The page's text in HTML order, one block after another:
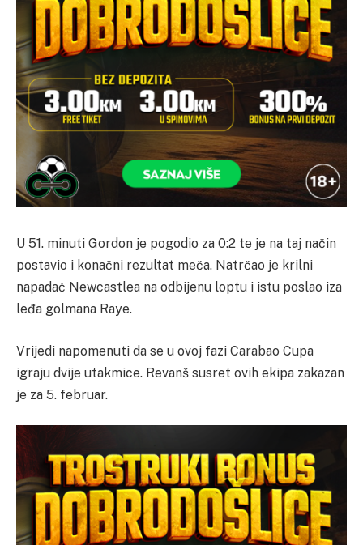
U 51. minuti Gordon je pogodio za 0:2 te je na taj način
postavio i konačni rezultat meča. Natrčao je krilni
napadač Newcastlea na odbijenu loptu i istu poslao iza
leđa golmana Raye.
Vrijedi napomenuti da se u ovoj fazi Carabao Cupa
igraju dvije utakmice. Revanš susret ovih ekipa zakazan
je za 5. februar.